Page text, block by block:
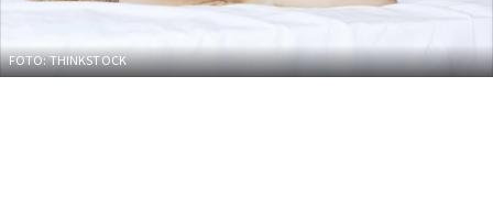
FOTO: THINKSTOCK